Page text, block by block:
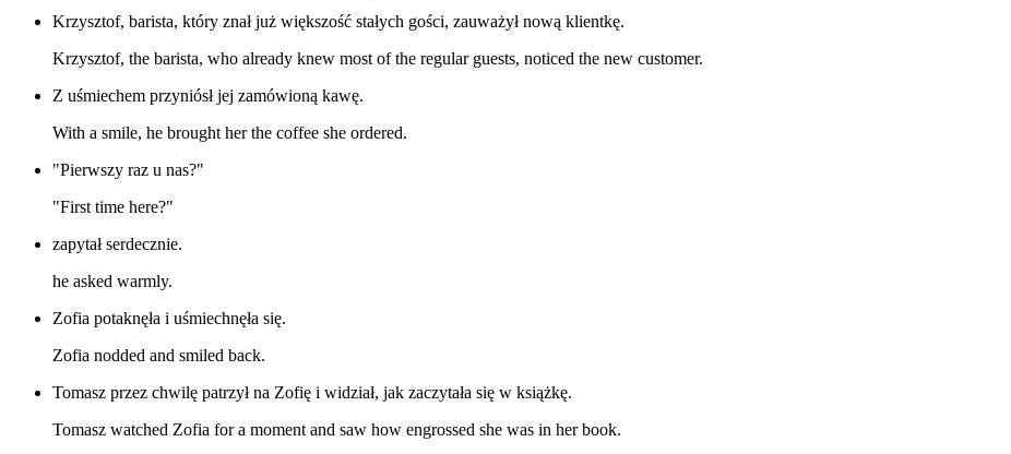
Krzysztof, barista, który znał już większość stałych gości, zauważył nową klientkę.
Krzysztof, the barista, who already knew most of the regular guests, noticed the new customer.
Z uśmiechem przyniósł jej zamówioną kawę.
With a smile, he brought her the coffee she ordered.
"Pierwszy raz u nas?"
"First time here?"
zapytał serdecznie.
he asked warmly.
Zofia potaknęła i uśmiechnęła się.
Zofia nodded and smiled back.
Tomasz przez chwilę patrzył na Zofię i widział, jak zaczytała się w książkę.
Tomasz watched Zofia for a moment and saw how engrossed she was in her book.